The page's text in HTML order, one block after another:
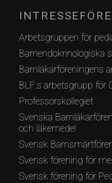
Arbetsgruppen för
Barnendokrinologiska
Barnläkarföreningens
BLF:s arbetsgrupp för
Professorskollegiet
Svenska
och läkemedel
Svensk
Svensk förening för
Svensk förening för